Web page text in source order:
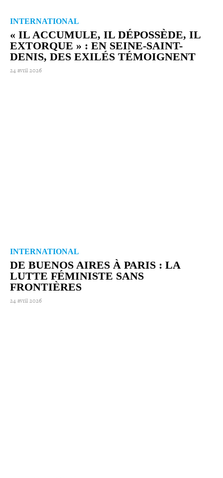
INTERNATIONAL
« IL ACCUMULE, IL DÉPOSSÈDE, IL
EXTORQUE » : EN SEINE-​SAINT-​
DENIS, DES EXILÉS TÉMOIGNENT
24 avril 2026
INTERNATIONAL
DE BUENOS AIRES À PARIS : LA
LUTTE FÉMINISTE SANS
FRONTIÈRES
24 avril 2026